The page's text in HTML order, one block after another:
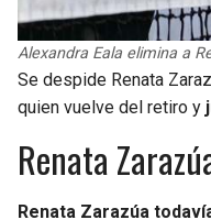
Alexandra Eala elimina a
Se despide Renata
quien vuelve del retiro y
Renata
Renata Zarazúa